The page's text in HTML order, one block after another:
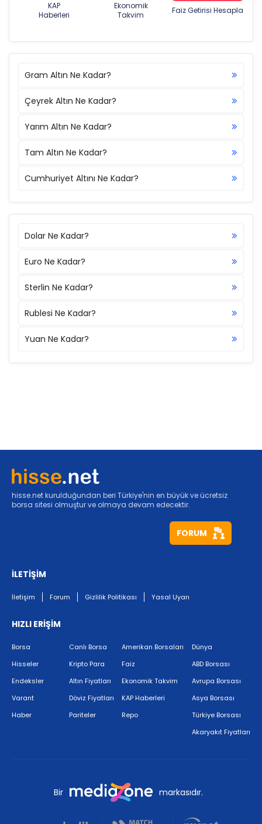
KAP
Haberleri
Ekonomik
Takvim
Faiz Getirisi Hesapla
Gram Altın Ne Kadar?
Çeyrek Altın Ne Kadar?
Yarım Altın Ne Kadar?
Tam Altın Ne Kadar?
Cumhuriyet Altını Ne Kadar?
Dolar Ne Kadar?
Euro Ne Kadar?
Sterlin Ne Kadar?
Rublesi Ne Kadar?
Yuan Ne Kadar?
hisse.net kurulduğundan beri Türkiye'nin en büyük ve ücretsiz
borsa sitesi olmuştur ve olmaya devam edecektir.
FORUM
İLETİŞİM
İletişim Forum Gizlilik Politikası Yasal Uyarı
HIZLI ERİŞİM
Borsa
Hisseler
Endeksler
Varant
Haber
Canlı Borsa
Kripto Para
Altın Fiyatları
Döviz Fiyatları
Pariteler
Amerikan Borsaları
Faiz
Ekonomik Takvim
KAP Haberleri
Repo
Dünya
ABD Borsası
Avrupa Borsası
Asya Borsası
Türkiye Borsası
Akaryakıt Fiyatları
Bir markasıdır.